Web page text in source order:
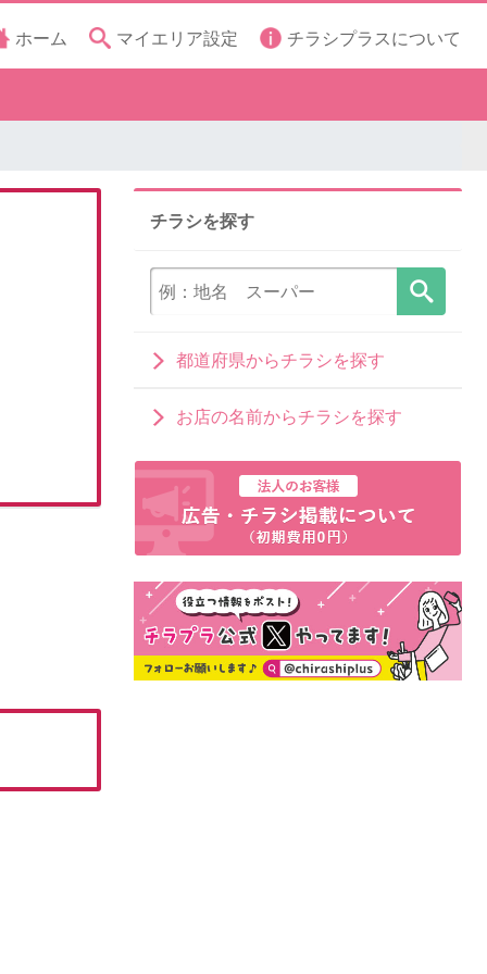
ホーム マイエリア設定 チラシプラスについて
チラシを探す
都道府県からチラシを探す
お店の名前からチラシを探す